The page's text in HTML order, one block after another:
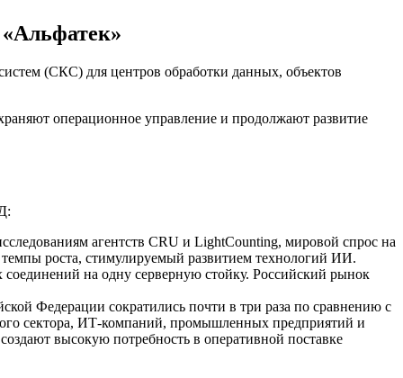
(СКС) для центров обработки данных, объектов
операционное управление и продолжают развитие
агентств CRU и LightCounting, мировой спрос на
роста, стимулируемый развитием технологий ИИ.
соединений на одну серверную стойку. Российский рынок
Федерации сократились почти в три раза по сравнению с
сектора, ИТ-компаний, промышленных предприятий и
высокую потребность в оперативной поставке